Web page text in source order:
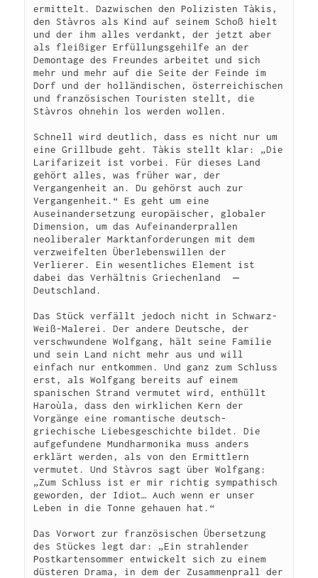
ermittelt. Dazwischen den Polizisten Tàkis,
den Stàvros als Kind auf seinem Schoß hielt
und der ihm alles verdankt, der jetzt aber
als fleißiger Erfüllungsgehilfe an der
Demontage des Freundes arbeitet und sich
mehr und mehr auf die Seite der Feinde im
Dorf und der holländischen, österreichischen
und französischen Touristen stellt, die
Stàvros ohnehin los werden wollen.
Schnell wird deutlich, dass es nicht nur um
eine Grillbude geht. Tàkis stellt klar: „Die
Larifarizeit ist vorbei. Für dieses Land
gehört alles, was früher war, der
Vergangenheit an. Du gehörst auch zur
Vergangenheit.“ Es geht um eine
Auseinandersetzung europäischer, globaler
Dimension, um das Aufeinanderprallen
neoliberaler Marktanforderungen mit dem
verzweifelten Überlebenswillen der
Verlierer. Ein wesentliches Element ist
dabei das Verhältnis Griechenland  ̶
Deutschland.
Das Stück verfällt jedoch nicht in Schwarz-
Weiß-Malerei. Der andere Deutsche, der
verschwundene Wolfgang, hält seine Familie
und sein Land nicht mehr aus und will
einfach nur entkommen. Und ganz zum Schluss
erst, als Wolfgang bereits auf einem
spanischen Strand vermutet wird, enthüllt
Haroùla, dass den wirklichen Kern der
Vorgänge eine romantische deutsch-
griechische Liebesgeschichte bildet. Die
aufgefundene Mundharmonika muss anders
erklärt werden, als von den Ermittlern
vermutet. Und Stàvros sagt über Wolfgang:
„Zum Schluss ist er mir richtig sympathisch
geworden, der Idiot… Auch wenn er unser
Leben in die Tonne gehauen hat.“
Das Vorwort zur französischen Übersetzung
des Stückes legt dar: „Ein strahlender
Postkartensommer entwickelt sich zu einem
düsteren Drama, in dem der Zusammenprall der